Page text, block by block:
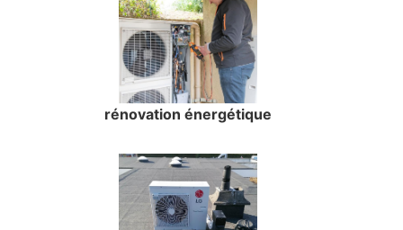
rénovation énergétique